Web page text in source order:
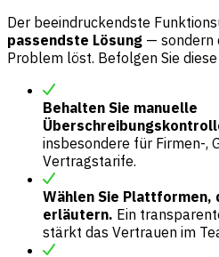
Der beeindruckendste
passendste Lösung — sondern
Problem löst. Befolgen Sie
Behalten Sie manuelle
insbesondere für Firmen-,
Vertragstarife.
Wählen Sie Plattformen,
erläutern. Ein
stärkt das Vertrauen im